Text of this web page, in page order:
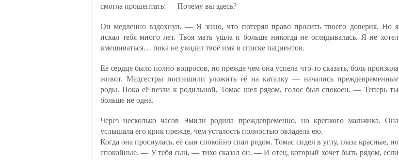
смогла прошептать: — Почему вы здесь?
Он медленно вздохнул. — Я знаю, что потерял право просить твоего доверия. Но я
искал тебя много лет. Твоя мать ушла и больше никогда не оглядывалась. Я не хотел
вмешиваться… пока не увидел твоё имя в списке пациентов.
Её сердце было полно вопросов, но прежде чем она успела что-то сказать, боль пронзила
живот. Медсестры поспешили уложить её на каталку — начались преждевременные
роды. Пока её везли к родильной, Томас шел рядом, голос был спокоен. — Теперь ты
больше не одна.
Через несколько часов Эмили родила преждевременно, но крепкого мальчика. Она
услышала его крик прежде, чем усталость полностью овладела ею.
Когда она проснулась, её сын спокойно спал рядом. Томас сидел в углу, глаза красные, но
спокойные. — У тебя сын, — тихо сказал он. — И отец, который хочет быть рядом, если